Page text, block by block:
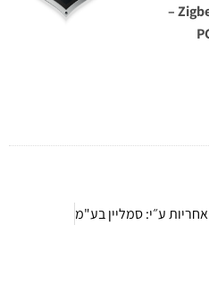
Matter/IOT (מתאם למוצרי – Zigbee –
אחריות ע״י: סמליין בע"מ